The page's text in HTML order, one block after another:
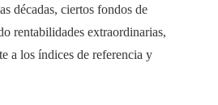
décadas, ciertos fondos de
rentabilidades extraordinarias,
a los índices de referencia y